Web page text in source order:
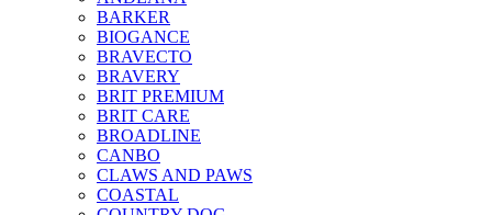
BARKER
BIOGANCE
BRAVECTO
BRAVERY
BRIT PREMIUM
BRIT CARE
BROADLINE
CANBO
CLAWS AND PAWS
COASTAL